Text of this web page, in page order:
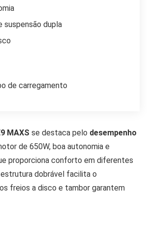
suspensão dupla
de carregamento
MAXS se destaca pelo desempenho
de 650W, boa autonomia e
proporciona conforto em diferentes
dobrável facilita o
freios a disco e tambor garantem